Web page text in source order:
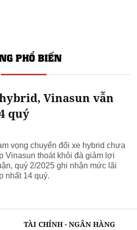
PHỔ BIẾN
Vinasun vẫn
quý
vọng chuyển đổi xe hybrid chưa
Vinasun thoát khỏi đà giảm lợi
quý 2/2025 ghi nhận mức lãi
nhất 14 quý.
TÀI CHÍNH - NGÂN HÀNG